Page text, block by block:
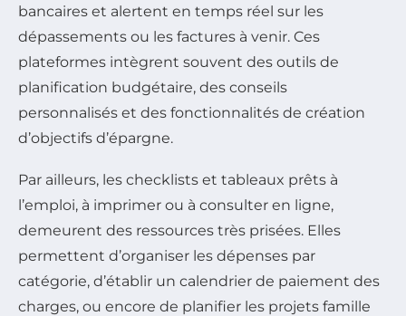
bancaires et alertent en temps réel sur les
dépassements ou les factures à venir. Ces
plateformes intègrent souvent des outils de
planification budgétaire, des conseils
personnalisés et des fonctionnalités de création
d’objectifs d’épargne.
Par ailleurs, les checklists et tableaux prêts à
l’emploi, à imprimer ou à consulter en ligne,
demeurent des ressources très prisées. Elles
permettent d’organiser les dépenses par
catégorie, d’établir un calendrier de paiement des
charges, ou encore de planifier les projets famille